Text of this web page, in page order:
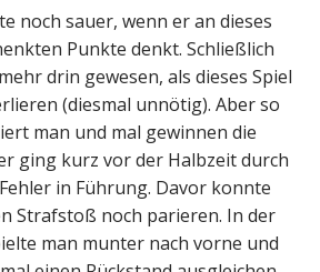
noch sauer, wenn er an dieses
Punkte denkt. Schließlich
drin gewesen, als dieses Spiel
(diesmal unnötig). Aber so
man und mal gewinnen die
ging kurz vor der Halbzeit durch
in Führung. Davor konnte
Strafstoß noch parieren. In der
man munter nach vorne und